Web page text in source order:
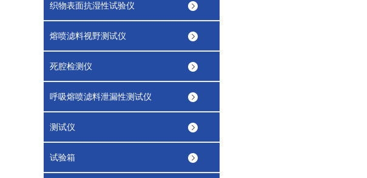
织物表面抗湿性试验仪
熔喷滤料视野测试仪
死腔检测仪
呼吸熔喷滤料泄漏性测试仪
测试仪
试验箱